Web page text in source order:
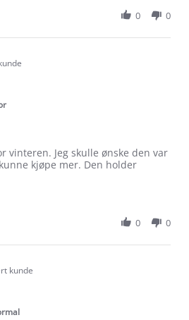
0 0
vinteren. Jeg skulle ønske den var
kjøpe mer. Den holder
0 0
kunde